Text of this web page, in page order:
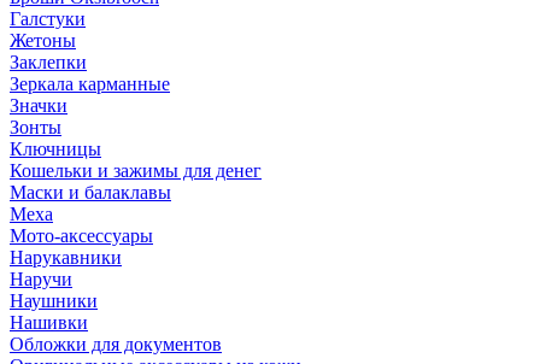
Галстуки
Жетоны
Заклепки
Зеркала карманные
Значки
Зонты
Ключницы
Кошельки и зажимы для денег
Маски и балаклавы
Меха
Мото-аксессуары
Нарукавники
Наручи
Наушники
Нашивки
Обложки для документов